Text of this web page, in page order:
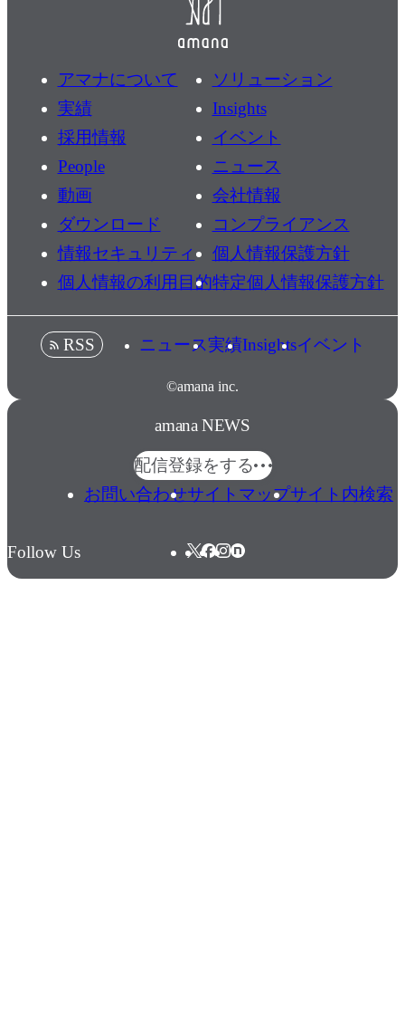
アマナについて
ソリューション
実績
Insights
採用情報
イベント
People
ニュース
動画
会社情報
ダウンロード
コンプライアンス
情報セキュリティ
個人情報保護方針
個人情報の利用目的特定個人情報保護方針
©amana inc.
RSS ニュース実績Insightsイベント
amana NEWS
配信登録をする
お問い合わせサイトマップサイト内検索
Follow Us